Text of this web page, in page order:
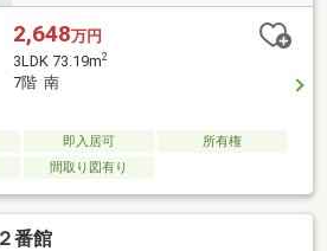
2,648万円
3LDK 73.19m2
7階 南
即入居可
所有権
間取り図有り
番館